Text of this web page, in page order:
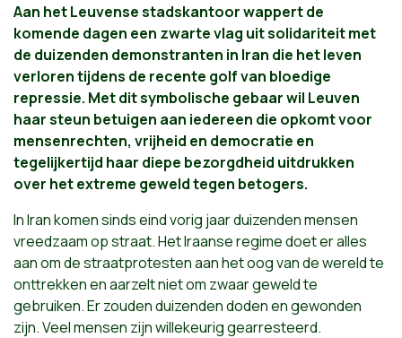
Aan het Leuvense stadskantoor wappert de
komende dagen een zwarte vlag uit solidariteit met
de duizenden demonstranten in Iran die het leven
verloren tijdens de recente golf van bloedige
repressie. Met dit symbolische gebaar wil Leuven
haar steun betuigen aan iedereen die opkomt voor
mensenrechten, vrijheid en democratie en
tegelijkertijd haar diepe bezorgdheid uitdrukken
over het extreme geweld tegen betogers.
In Iran komen sinds eind vorig jaar duizenden mensen
vreedzaam op straat. Het Iraanse regime doet er alles
aan om de straatprotesten aan het oog van de wereld te
onttrekken en aarzelt niet om zwaar geweld te
gebruiken. Er zouden duizenden doden en gewonden
zijn. Veel mensen zijn willekeurig gearresteerd. ​